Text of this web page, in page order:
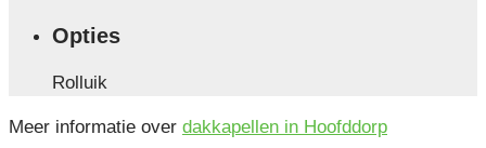
Opties
Rolluik
Meer informatie over dakkapellen in Hoofddorp